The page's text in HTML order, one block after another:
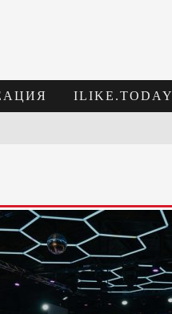
ILIKE.TODAY